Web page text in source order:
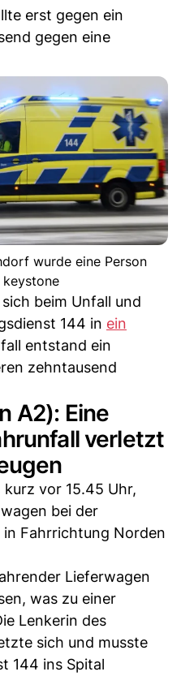
erst gegen ein
gegen eine
wurde eine Person
beim Unfall und
144 in ein
entstand ein
zehntausend
A2): Eine
verletzt
vor 15.45 Uhr,
bei der
Fahrrichtung Norden
Lieferwagen
was zu einer
Lenkerin des
sich und musste
144 ins Spital